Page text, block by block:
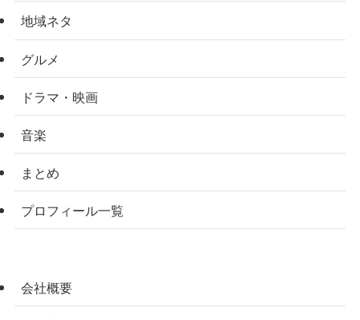
地域ネタ
グルメ
ドラマ・映画
音楽
まとめ
プロフィール一覧
会社概要